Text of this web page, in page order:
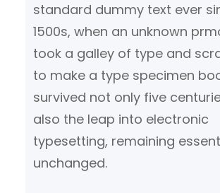
standard dummy text ever
1500s, when an unknown
took a galley of type and
to make a type specimen
survived not only five
also the leap into electronic
typesetting, remaining
unchanged.